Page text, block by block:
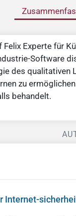
Experte für
Software
des qualitativen
zu
behandelt.
Internet-